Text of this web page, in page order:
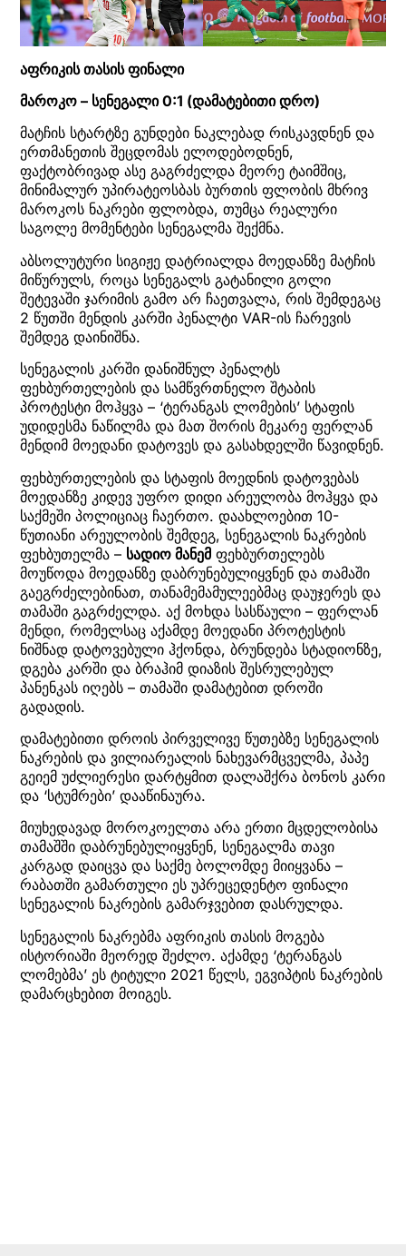
აფრიკის თასის ფინალი
მაროკო – სენეგალი 0:1 (დამატებითი დრო)
მატჩის სტარტზე გუნდები ნაკლებად რისკავდნენ და
ერთმანეთის შეცდომას ელოდებოდნენ,
ფაქტობრივად ასე გაგრძელდა მეორე ტაიმშიც,
მინიმალურ უპირატეოსბას ბურთის ფლობის მხრივ
მაროკოს ნაკრები ფლობდა, თუმცა რეალური
საგოლე მომენტები სენეგალმა შექმნა.
აბსოლუტური სიგიჟე დატრიალდა მოედანზე მატჩის
მიწურულს, როცა სენეგალს გატანილი გოლი
შეტევაში ჯარიმის გამო არ ჩაეთვალა, რის შემდეგაც
2 წუთში მენდის კარში პენალტი VAR-ის ჩარევის
შემდეგ დაინიშნა.
სენეგალის კარში დანიშნულ პენალტს
ფეხბურთელების და სამწვრთნელო შტაბის
პროტესტი მოჰყვა – ‘ტერანგას ლომების’ სტაფის
უდიდესმა ნაწილმა და მათ შორის მეკარე ფერლან
მენდიმ მოედანი დატოვეს და გასახდელში წავიდნენ.
ფეხბურთელების და სტაფის მოედნის დატოვებას
მოედანზე კიდევ უფრო დიდი არეულობა მოჰყვა და
საქმეში პოლიციაც ჩაერთო. დაახლოებით 10-
წუთიანი არეულობის შემდეგ, სენეგალის ნაკრების
ფეხბუთელმა – სადიო მანემ ფეხბურთელებს
მოუწოდა მოედანზე დაბრუნებულიყვნენ და თამაში
გაეგრძელებინათ, თანამემამულეებმაც დაუჯერეს და
თამაში გაგრძელდა. აქ მოხდა სასწაული – ფერლან
მენდი, რომელსაც აქამდე მოედანი პროტესტის
ნიშნად დატოვებული ჰქონდა, ბრუნდება სტადიონზე,
დგება კარში და ბრაჰიმ დიაზის შესრულებულ
პანენკას იღებს – თამაში დამატებით დროში
გადადის.
დამატებითი დროის პირველივე წუთებზე სენეგალის
ნაკრების და ვილიარეალის ნახევარმცველმა, პაპე
გეიემ უძლიერესი დარტყმით დალაშქრა ბონოს კარი
და ‘სტუმრები’ დააწინაურა.
მიუხედავად მოროკოელთა არა ერთი მცდელობისა
თამაშში დაბრუნებულიყვნენ, სენეგალმა თავი
კარგად დაიცვა და საქმე ბოლომდე მიიყვანა –
რაბათში გამართული ეს უპრეცედენტო ფინალი
სენეგალის ნაკრების გამარჯვებით დასრულდა.
სენეგალის ნაკრებმა აფრიკის თასის მოგება
ისტორიაში მეორედ შეძლო. აქამდე ‘ტერანგას
ლომებმა’ ეს ტიტული 2021 წელს, ეგვიპტის ნაკრების
დამარცხებით მოიგეს.